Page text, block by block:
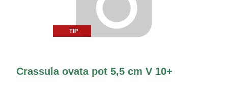
TIP
Crassula ovata pot 5,5 cm V 10+